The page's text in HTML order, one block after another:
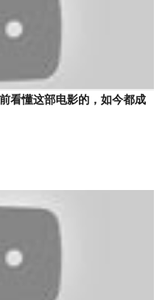
看懂这部电影的，如今都成